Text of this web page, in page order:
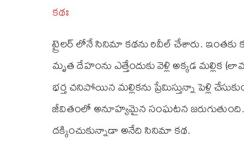
కథః
ట్రైలర్‌ లోనే సినిమా కథను రివీల్‌ చేశారు.
మృత దేహంను ఎత్తేందుకు వెళ్లి అక్కడ మల్లిక
భర్త చనిపోయిన మల్లికను ప్రేమిస్తున్నా పెళ్లి
జీవితంలో అనూహ్యమైన సంఘటన
దక్కించుకున్నాడా అనేది సినిమా కథ.